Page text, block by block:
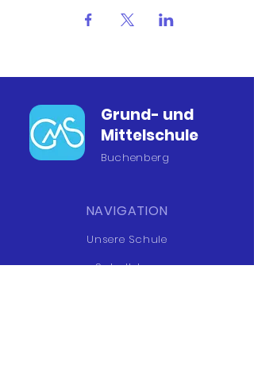
Grund- und
Mittelschule
Buchenberg
NAVIGATION
Unsere Schule
Schulleben